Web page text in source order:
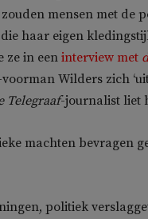
mensen met de
haar eigen
ze in een interview met
Wilders zich
Telegraaf-journalist liet
machten bevragen
politiek